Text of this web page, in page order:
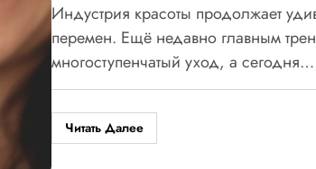
Индустрия красоты продолжает
перемен. Ещё недавно главным
многоступенчатый уход, а сегодня…
Читать Далее